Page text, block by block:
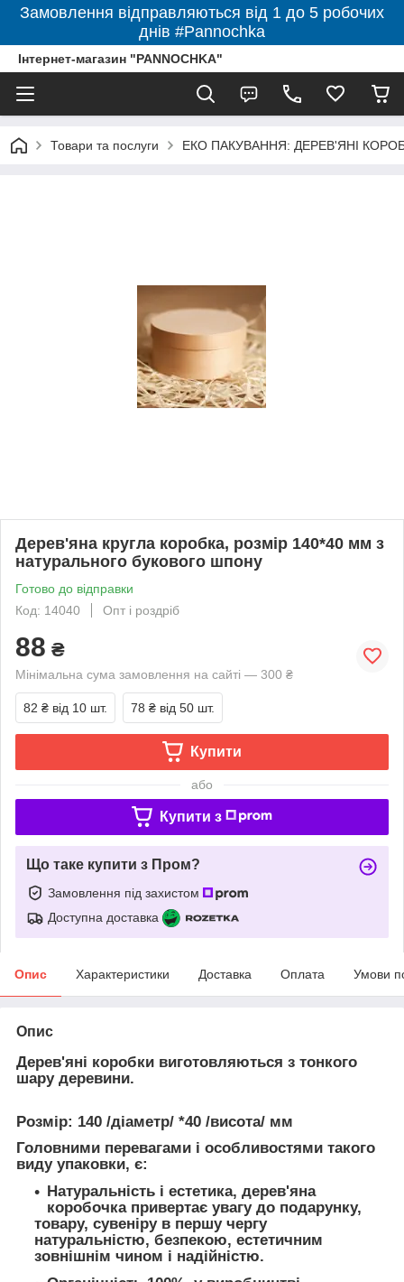
Замовлення відправляються від 1 до 5 робочих
днів #Pannochka
Інтернет-магазин "PANNOCHKA"
Товари та послуги ЕКО ПАКУВАННЯ: ДЕРЕВ'ЯНІ
Дерев'яна кругла коробка, розмір 140*40 мм з
натурального букового шпону
Готово до відправки
Код: 14040
Опт і роздріб
88 ₴
Мінімальна сума замовлення на сайті — 300 ₴
82 ₴ від 10 шт. 78 ₴ від 50 шт.
Купити
або
Купити з
Що таке купити з Пром?
Замовлення під захистом
Доступна доставка
Опис Характеристики Доставка Оплата Умови
Опис
Дерев'яні коробки виготовляються з тонкого
шару деревини.
Розмір: 140 /діаметр/ *40 /висота/ мм
Головними перевагами і особливостями такого
виду упаковки, є:
Натуральність і естетика, дерев'яна
коробочка привертає увагу до подарунку,
товару, сувеніру в першу чергу
натуральністю, безпекою, естетичним
зовнішнім чином і надійністю.